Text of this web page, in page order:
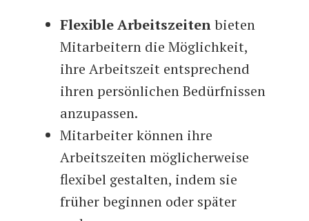
Flexible Arbeitszeitenbieten
Mitarbeitern die Möglichkeit,
ihre Arbeitszeit entsprechend
ihren persönlichen Bedürfnissen
anzupassen.
Mitarbeiter können ihre
Arbeitszeiten möglicherweise
flexibel gestalten, indem sie
früher beginnen oder später